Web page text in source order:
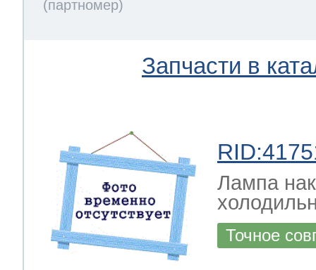
Запчасти в
Лампа
Точное